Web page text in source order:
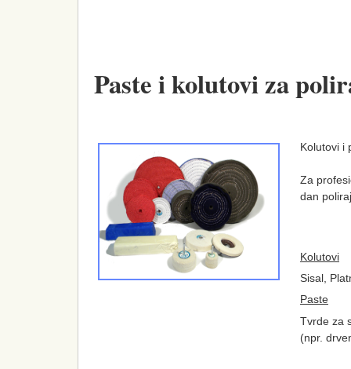
Paste i kolutovi za
Kolutovi i
Za
dan
Kolutovi
Sisal,
Paste
Tvrde za
(npr.